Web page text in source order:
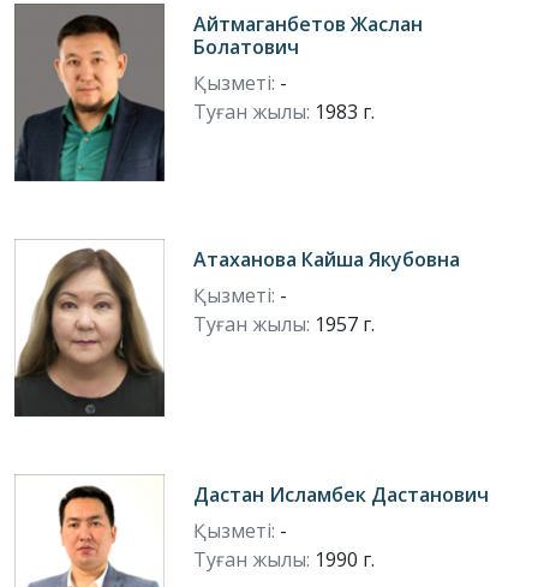
Айтмаганбетов Жаслан
Болатович
Қызметі: -
Туған жылы: 1983 г.
Атаханова Кайша Якубовна
Қызметі: -
Туған жылы: 1957 г.
Дастан Исламбек Дастанович
Қызметі: -
Туған жылы: 1990 г.